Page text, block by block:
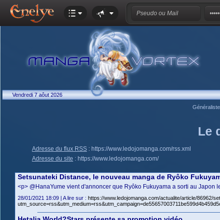
Vendredi 7 aôut 2026
Le
Adresse du flux RSS : https://www.ledojomanga.com/rss.xml
Adresse du site : https://www.ledojomanga.com/
Setsunateki Distance, le nouveau manga de Ryôko
<p> @HanaYume vient d'annoncer que Ryôko Fukuyama a sorti au
28/01/2021 18:09 | A lire sur : https://www.ledojomanga.com/actualite/article/86962/